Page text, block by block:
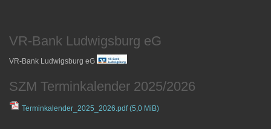
VR-Bank Ludwigsburg eG
VR-Bank Ludwigsburg eG
SZM Terminkalender 2025/2026
Terminkalender_2025_2026.pdf(5,0 MiB)